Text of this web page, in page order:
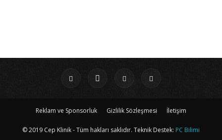
Reklam ve Sponsorluk Gizlilik Sözleşmesi İletişim
© 2019 Cep Klinik - Tüm hakları saklıdır. Teknik Destek: PC Bilimi